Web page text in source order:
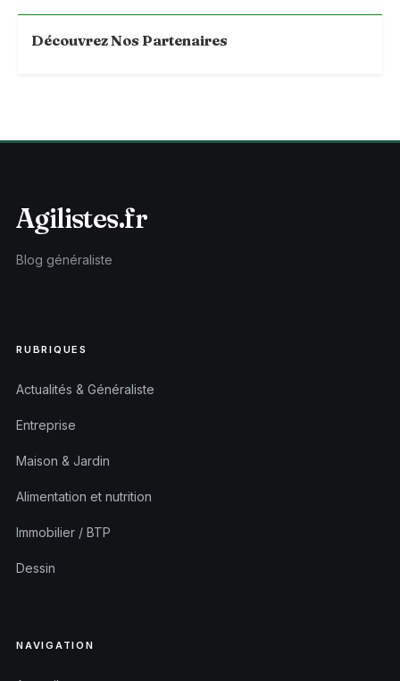
Découvrez Nos Partenaires
Agilistes.fr
Blog généraliste
RUBRIQUES
Actualités & Généraliste
Entreprise
Maison & Jardin
Alimentation et nutrition
Immobilier / BTP
Dessin
NAVIGATION